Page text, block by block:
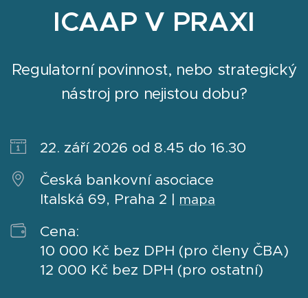
ICAAP V PRAXI
Regulatorní povinnost, nebo strategický
nástroj pro nejistou dobu?
22. září 2026 od 8.45 do 16.30
Česká bankovní asociace
Italská 69, Praha 2 | mapa
Cena:
10 000 Kč bez DPH (pro členy ČBA)
12 000 Kč bez DPH (pro ostatní)